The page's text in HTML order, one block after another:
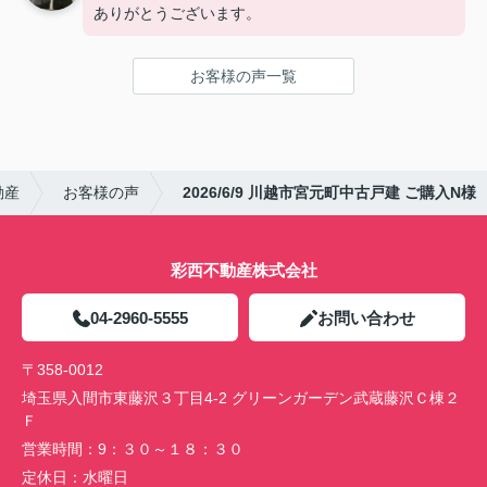
ありがとうございます。
お客様の声一覧
産 お客様の声 2026/6/9 川越市宮元町中古戸建 ご購入N様
彩西不動産株式会社
04-2960-5555 お問い合わせ
〒358-0012
埼玉県入間市東藤沢３丁目4-2 グリーンガーデン武蔵藤沢Ｃ棟２
Ｆ
営業時間： 9：３０～１８：３０
定休日： 水曜日